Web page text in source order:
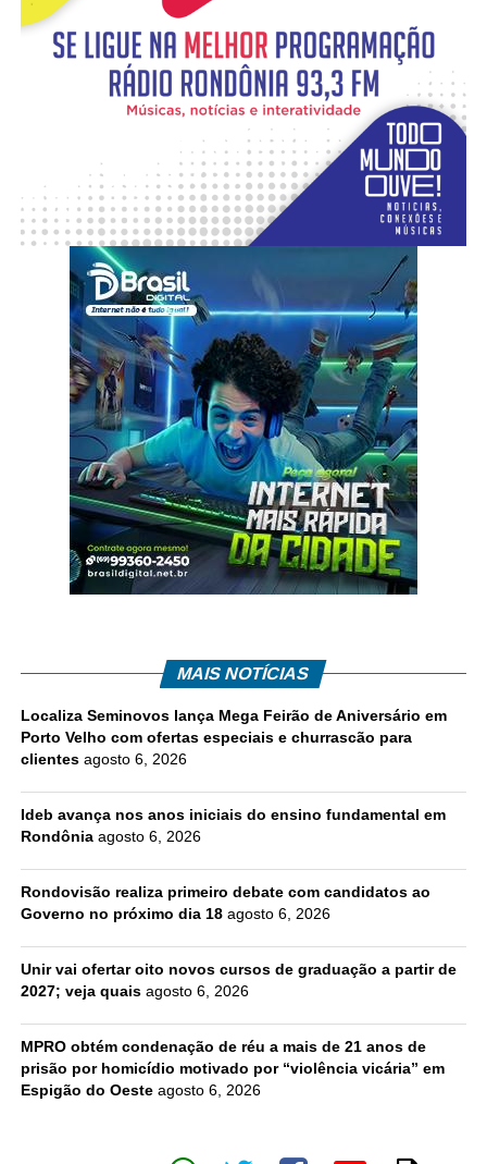
MAIS NOTÍCIAS
Localiza Seminovos lança Mega Feirão de Aniversário em
Porto Velho com ofertas especiais e churrascão para
clientes agosto 6, 2026
Ideb avança nos anos iniciais do ensino fundamental em
Rondônia agosto 6, 2026
Rondovisão realiza primeiro debate com candidatos ao
Governo no próximo dia 18 agosto 6, 2026
Unir vai ofertar oito novos cursos de graduação a partir de
2027; veja quais agosto 6, 2026
MPRO obtém condenação de réu a mais de 21 anos de
prisão por homicídio motivado por “violência vicária” em
Espigão do Oeste agosto 6, 2026